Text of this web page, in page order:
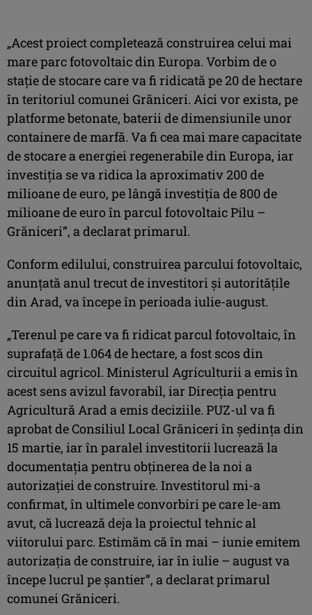
„Acest proiect completează construirea celui mai
mare parc fotovoltaic din Europa. Vorbim de o
staţie de stocare care va fi ridicată pe 20 de hectare
în teritoriul comunei Grăniceri. Aici vor exista, pe
platforme betonate, baterii de dimensiunile unor
containere de marfă. Va fi cea mai mare capacitate
de stocare a energiei regenerabile din Europa, iar
investiţia se va ridica la aproximativ 200 de
milioane de euro, pe lângă investiţia de 800 de
milioane de euro în parcul fotovoltaic Pilu –
Grăniceri”, a declarat primarul.
Conform edilului, construirea parcului fotovoltaic,
anunţată anul trecut de investitori şi autorităţile
din Arad, va începe în perioada iulie-august.
„Terenul pe care va fi ridicat parcul fotovoltaic, în
suprafaţă de 1.064 de hectare, a fost scos din
circuitul agricol. Ministerul Agriculturii a emis în
acest sens avizul favorabil, iar Direcţia pentru
Agricultură Arad a emis deciziile. PUZ-ul va fi
aprobat de Consiliul Local Grăniceri în şedinţa din
15 martie, iar în paralel investitorii lucrează la
documentaţia pentru obţinerea de la noi a
autorizaţiei de construire. Investitorul mi-a
confirmat, în ultimele convorbiri pe care le-am
avut, că lucrează deja la proiectul tehnic al
viitorului parc. Estimăm că în mai – iunie emitem
autorizaţia de construire, iar în iulie – august va
începe lucrul pe şantier”, a declarat primarul
comunei Grăniceri.